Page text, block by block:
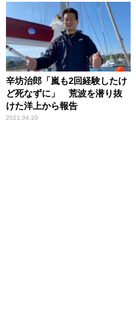
辛坊治郎「嵐も2回経験したけ
ど死なずに」 荒波を潜り抜
けた洋上から報告
2021.04.20